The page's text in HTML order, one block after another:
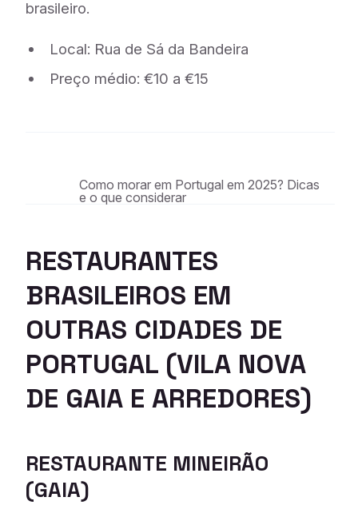
brasileiro.
Local: Rua de Sá da Bandeira
Preço médio: €10 a €15
Como morar em Portugal em 2025? Dicas
e o que considerar
RESTAURANTES
BRASILEIROS EM
OUTRAS CIDADES DE
PORTUGAL (VILA NOVA
DE GAIA E ARREDORES)
RESTAURANTE MINEIRÃO
(GAIA)